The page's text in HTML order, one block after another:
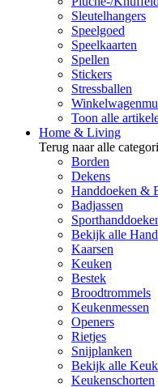
Sleutelhangers
Speelgoed
Speelkaarten
Spellen
Stickers
Stressballen
Toon alle
Home & Living
Terug naar alle
Borden
Dekens
Handdoeken &
Badjassen
Bekijk alle
Kaarsen
Keuken
Bestek
Broodtrommels
Keukenmessen
Openers
Rietjes
Snijplanken
Bekijk alle
Keukenschorten